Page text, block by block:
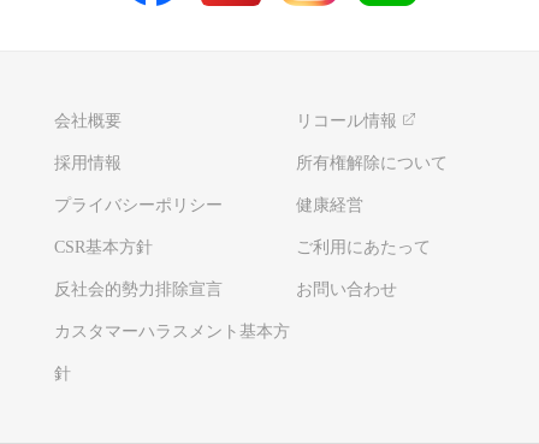
会社概要 リコール情報
採用情報 所有権解除について
プライバシーポリシー 健康経営
CSR基本方針 ご利用にあたって
反社会的勢力排除宣言 お問い合わせ
カスタマーハラスメント基本方
針